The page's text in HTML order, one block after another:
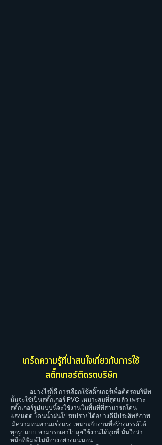
เกร็ดความรู้ที่น่าสนใจเกี่ยวกับการใช้
สติ๊กเกอร์ติดรถบริษัท
อย่างไรก็ดี การเลือกใช้สติ๊กเกอร์เพื่อติดรถบริษัท
นั้นจะใช้เป็นสติ๊กเกอร์ PVC เหมาะสมที่สุดแล้ว เพราะ
สติ๊กเกอร์รูปแบบนี้จะใช้งานในพื้นที่ที่สามารถโดน
แสงแดด โดนน้ำฝนโปรยปรายได้อย่างดีมีประสิทธิภาพ
มีความทนทานแข็งแรง เหมาะกับงานที่สร้างสรรค์ได้
ทุกรูปแบบ สามารถเอาไปลุยใช้งานได้ทุกที่ มั่นใจว่า
หมึกที่พิมพ์ไม่มีจางอย่างแน่นอน